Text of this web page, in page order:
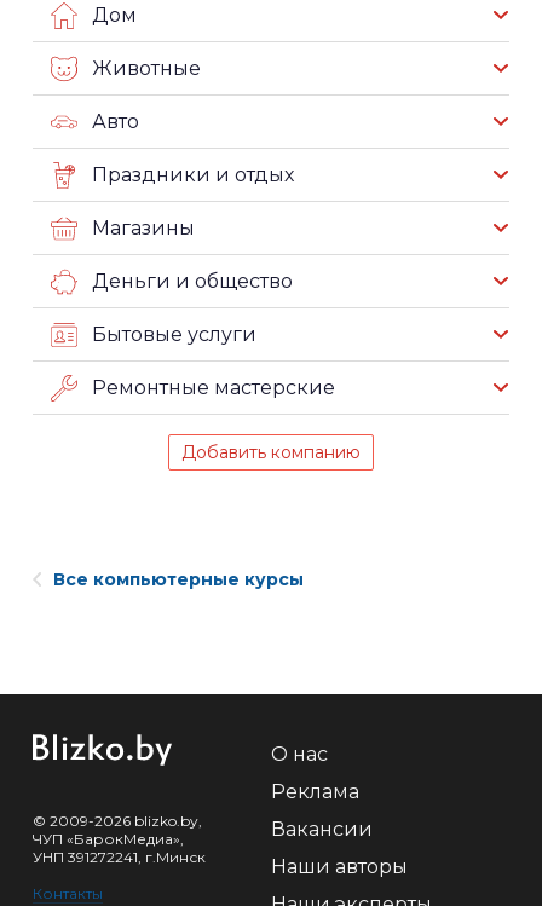
Дом
Животные
Авто
Праздники и отдых
Магазины
Деньги и общество
Бытовые услуги
Ремонтные мастерские
Добавить компанию
Все компьютерные курсы
© 2009-2026 blizko.by,
ЧУП «БарокМедиа»,
УНП 391272241, г.Минск
Контакты
О нас
Реклама
Вакансии
Наши авторы